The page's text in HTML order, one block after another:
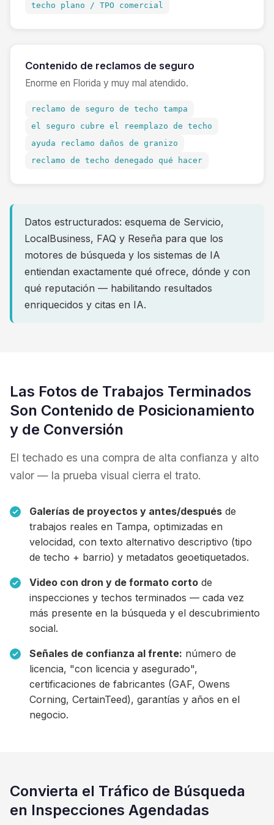
techo plano / TPO comercial
Contenido de reclamos de seguro
Enorme en Florida y muy mal atendido.
reclamo de seguro de techo tampa
el seguro cubre el reemplazo de techo
ayuda reclamo daños de granizo
reclamo de techo denegado qué hacer
Datos estructurados: esquema de Servicio,
LocalBusiness, FAQ y Reseña para que los
motores de búsqueda y los sistemas de IA
entiendan exactamente qué ofrece, dónde y con
qué reputación — habilitando resultados
enriquecidos y citas en IA.
Las Fotos de Trabajos Terminados
Son Contenido de Posicionamiento
y de Conversión
El techado es una compra de alta confianza y alto
valor — la prueba visual cierra el trato.
Galerías de proyectos y antes/después de
trabajos reales en Tampa, optimizadas en
velocidad, con texto alternativo descriptivo (tipo
de techo + barrio) y metadatos geoetiquetados.
Video con dron y de formato corto de
inspecciones y techos terminados — cada vez
más presente en la búsqueda y el descubrimiento
social.
Señales de confianza al frente: número de
licencia, "con licencia y asegurado",
certificaciones de fabricantes (GAF, Owens
Corning, CertainTeed), garantías y años en el
negocio.
Convierta el Tráfico de Búsqueda
en Inspecciones Agendadas